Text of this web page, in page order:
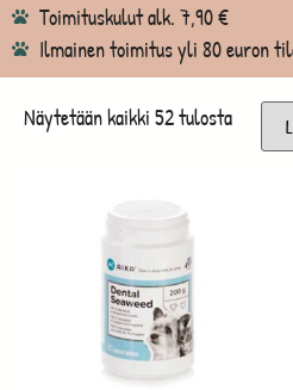
Toimituskulut alk. 7,90 €
Ilmainen toimitus yli 80 euron
Näytetään kaikki 52 tulosta